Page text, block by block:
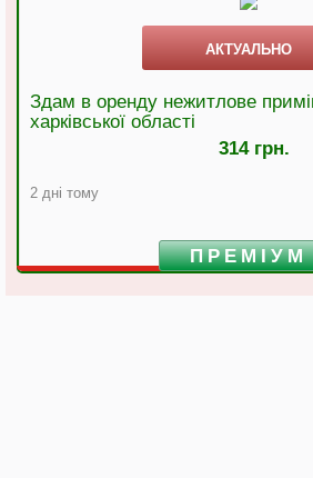
АКТУАЛЬНО
Здам в оренду нежитлове
харківської області
314 грн.
2 дні тому
ПРЕМІУМ